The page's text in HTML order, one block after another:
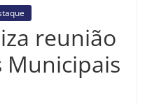
reunião
Municipais